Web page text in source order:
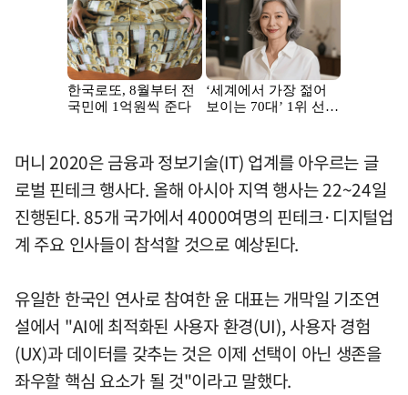
머니 2020은 금융과 정보기술(IT) 업계를 아우르는 글
로벌 핀테크 행사다. 올해 아시아 지역 행사는 22~24일
진행된다. 85개 국가에서 4000여명의 핀테크·디지털업
계 주요 인사들이 참석할 것으로 예상된다.
유일한 한국인 연사로 참여한 윤 대표는 개막일 기조연
설에서 "AI에 최적화된 사용자 환경(UI), 사용자 경험
(UX)과 데이터를 갖추는 것은 이제 선택이 아닌 생존을
좌우할 핵심 요소가 될 것"이라고 말했다.